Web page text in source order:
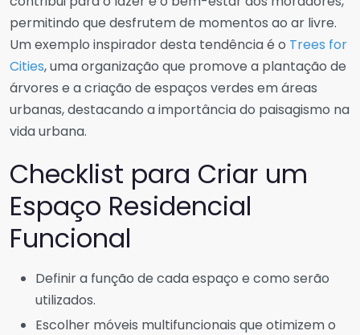
permitindo que desfrutem de momentos ao ar livre.
Um exemplo inspirador desta tendência é o Trees for
Cities, uma organização que promove a plantação de
árvores e a criação de espaços verdes em áreas
urbanas, destacando a importância do paisagismo na
vida urbana.
Checklist para Criar um
Espaço Residencial
Funcional
Definir a função de cada espaço e como serão
utilizados.
Escolher móveis multifuncionais que otimizem o